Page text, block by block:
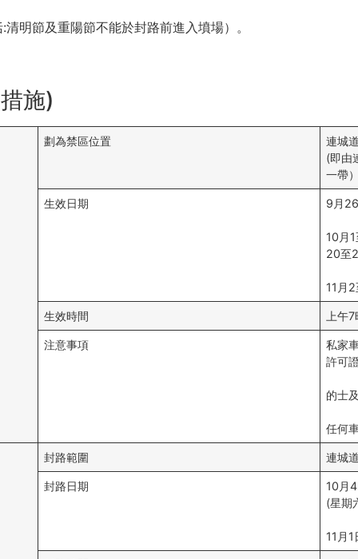
明節及重陽節不能於封路前進入墳場）。
施)
劃為禁區位置
連城
(即由
一帶
生效日期 9月
10月
20至
11月
生效時間 上午
注意事項
私家
許可
的士
任何
封路範圍 連城
封路日期
10月
(星期
11月